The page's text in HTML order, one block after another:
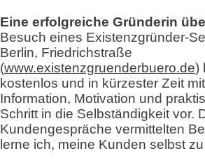
Eine erfolgreiche Gründerin
Besuch eines Existenzgründer-
Berlin, Friedrichstraße
(www.existenzgruenderbuero.de)
kostenlos und in kürzester Zeit
Information, Motivation und
Schritt in die Selbständigkeit vor.
Kundengespräche vermittelten
lerne ich, meine Kunden selbst